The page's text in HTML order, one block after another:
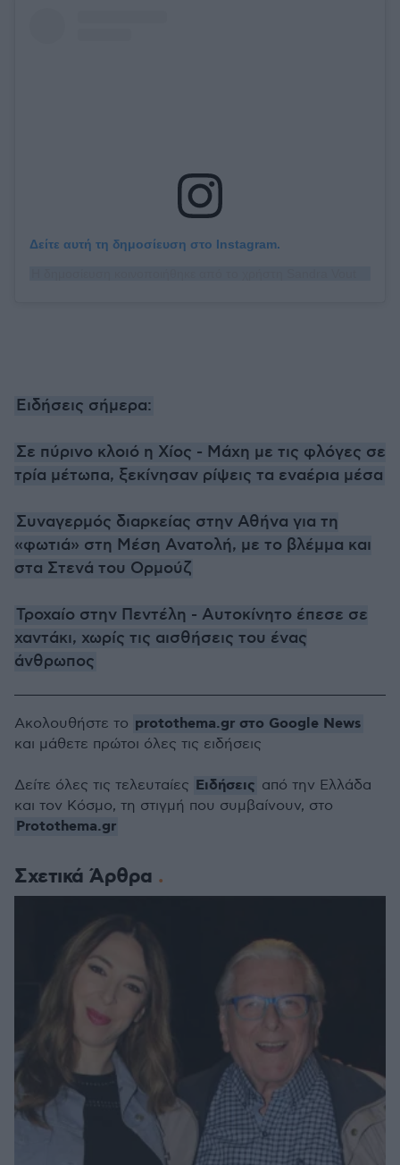
Δείτε αυτή τη δημοσίευση στο Instagram.
Ειδήσεις σήμερα:
Σε πύρινο κλοιό η Χίος - Μάχη με τις φλόγες σε
τρία μέτωπα, ξεκίνησαν ρίψεις τα εναέρια μέσα
Συναγερμός διαρκείας στην Αθήνα για τη
«φωτιά» στη Μέση Ανατολή, με το βλέμμα και
στα Στενά του Ορμούζ
Τροχαίο στην Πεντέλη - Αυτοκίνητο έπεσε σε
χαντάκι, χωρίς τις αισθήσεις του ένας
άνθρωπος
Σχετικά Άρθρα
Ακολουθήστε το protothema.gr στο Google News
και μάθετε πρώτοι όλες τις ειδήσεις
Δείτε όλες τις τελευταίες Ειδήσεις από την Ελλάδα
και τον Κόσμο, τη στιγμή που συμβαίνουν, στο
Protothema.gr